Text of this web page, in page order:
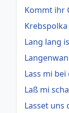
Kommt ihr
Krebspolka
Lang lang
Lass mi
Laß mi
Lasset uns